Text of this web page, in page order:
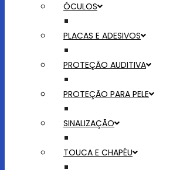
ÓCULOS
PLACAS E ADESIVOS
PROTEÇÃO AUDITIVA
PROTEÇÃO PARA PELE
SINALIZAÇÃO
TOUCA E CHAPÉU